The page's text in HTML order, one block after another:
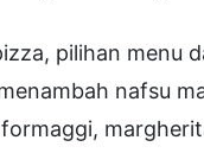
pilihan menu
nafsu